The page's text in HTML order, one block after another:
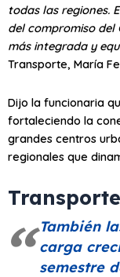
todas las regiones.
del compromiso del
más integrada y
Transporte, María
Dijo la funcionaria
fortaleciendo la
grandes centros
regionales que
También
carga
semestre